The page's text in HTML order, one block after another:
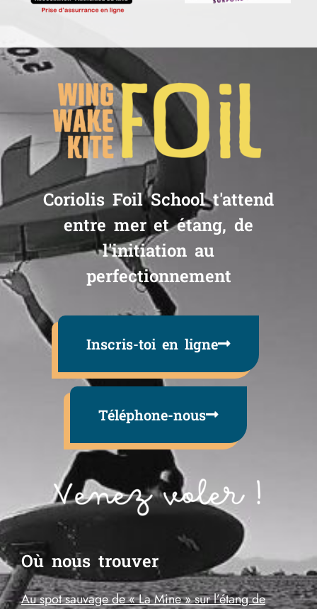
Coriolis Foil School t'attend
entre mer et étang, de
l'initiation au
perfectionnement
Inscris-toi en ligne
Téléphone-nous
Où nous trouver
Au spot sauvage de « La Mine » sur l’étang de